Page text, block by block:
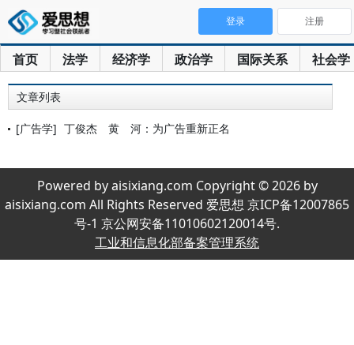
首页 法学 经济学 政治学 国际关系 社会学
登录 注册
文章列表
[广告学] 丁俊杰 黄 河：为广告重新正名
Powered by aisixiang.com Copyright © 2026 by
aisixiang.com All Rights Reserved 爱思想 京ICP备12007865
号-1 京公网安备11010602120014号.
工业和信息化部备案管理系统